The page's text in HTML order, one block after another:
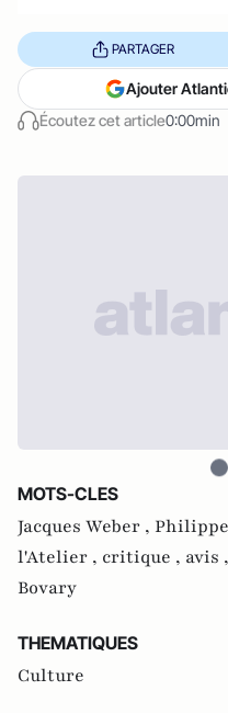
Écoutez cet article0:00min
PARTAGER
Ajouter
MOTS-CLES
Jacques Weber ,
l'Atelier , critique , avis ,
Bovary
THEMATIQUES
Culture